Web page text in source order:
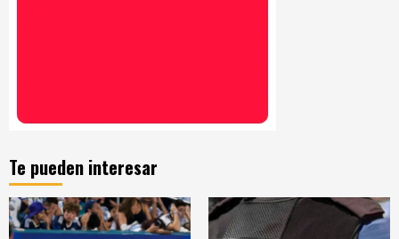
Te pueden interesar